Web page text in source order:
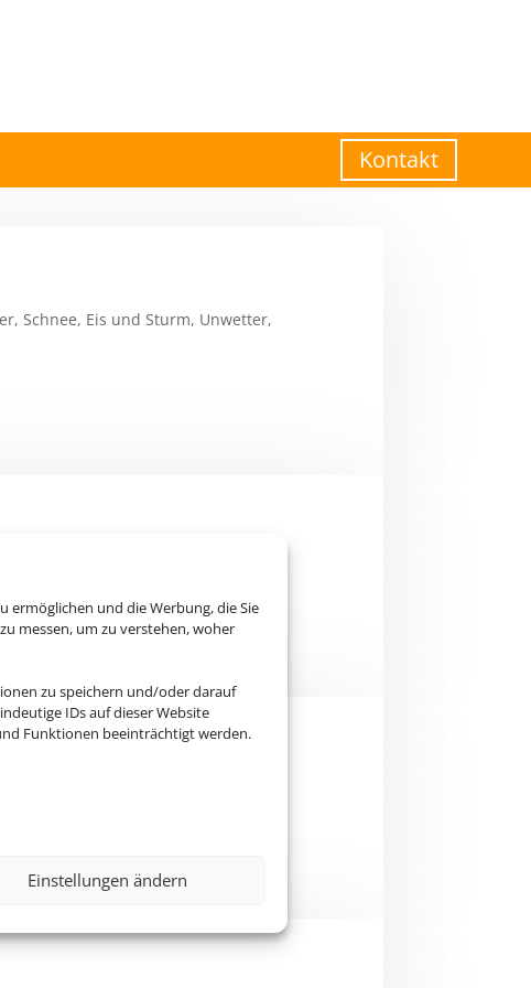
ermöglichen und die Werbung, die Sie
messen, um zu verstehen, woher
zu speichern und/oder darauf
IDs auf dieser Website
Funktionen beeinträchtigt werden.
Einstellungen ändern
Kontakt
Schnee, Eis und Sturm, Unwetter,
einigem mehr